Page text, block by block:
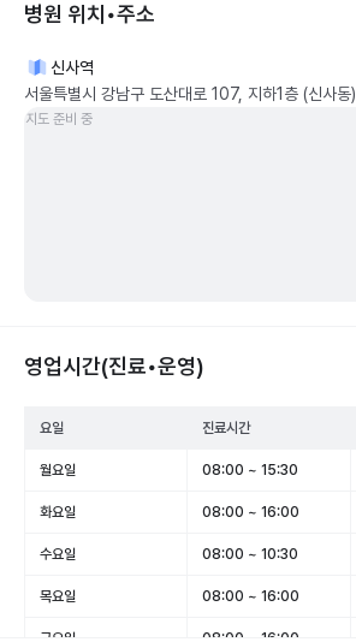
병원 위치•주소
신사역
서울특별시 강남구 도산대로 107, 지하1층 (신사동)
지도 준비 중
영업시간(진료•운영)
요일 진료시간
월요일 08:00 ~ 15:30
화요일 08:00 ~ 16:00
수요일 08:00 ~ 10:30
목요일 08:00 ~ 16:00
금요일 08:00 ~ 16:00